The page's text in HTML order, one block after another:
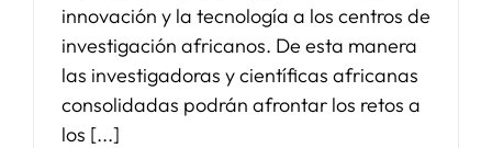
innovación y la tecnología a los centros de
investigación africanos. De esta manera
las investigadoras y científicas africanas
consolidadas podrán afrontar los retos a
los [...]